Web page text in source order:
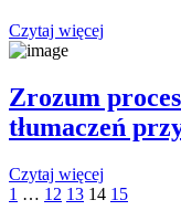
Czytaj więcej
Zrozum
tłumaczeń
Czytaj więcej
1 … 12 13 14 15